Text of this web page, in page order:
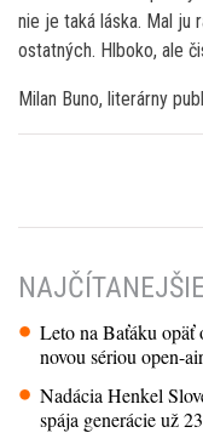
nie je taká láska. Mal ju
ostatných. Hlboko, ale
Milan Buno, literárny
NAJČÍTANEJŠIE
Leto na Baťáku opäť
novou sériou open-
Nadácia Henkel
spája generácie už